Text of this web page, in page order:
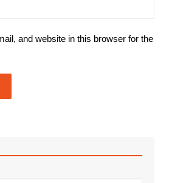
and website in this browser for the